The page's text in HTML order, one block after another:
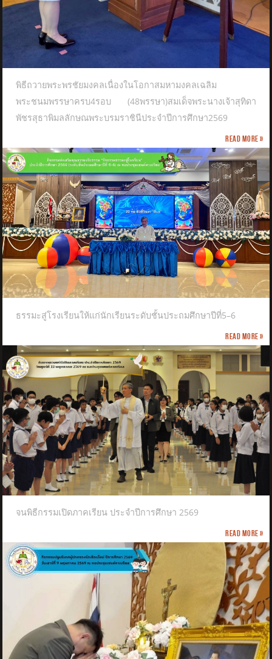
พิธีถวายพระพรชัยมงคลเนื่องในโอกาสมหามงคลเฉลิม
พระชนมพรรษาครบ4รอบ (48พรรษา)สมเด็จพระนางเจ้าสุทิดา
พัชรสุธาพิมลลักษณพระบรมราชินีประจำปีการศึกษา2569
Read more »
ธรรมะสู่โรงเรียนให้แก่นักเรียนระดับชั้นประถมศึกษาปีที่5–6
Read more »
จนพิธีกรรมเปิดภาคเรียน ประจำปีการศึกษา 2569
Read more »